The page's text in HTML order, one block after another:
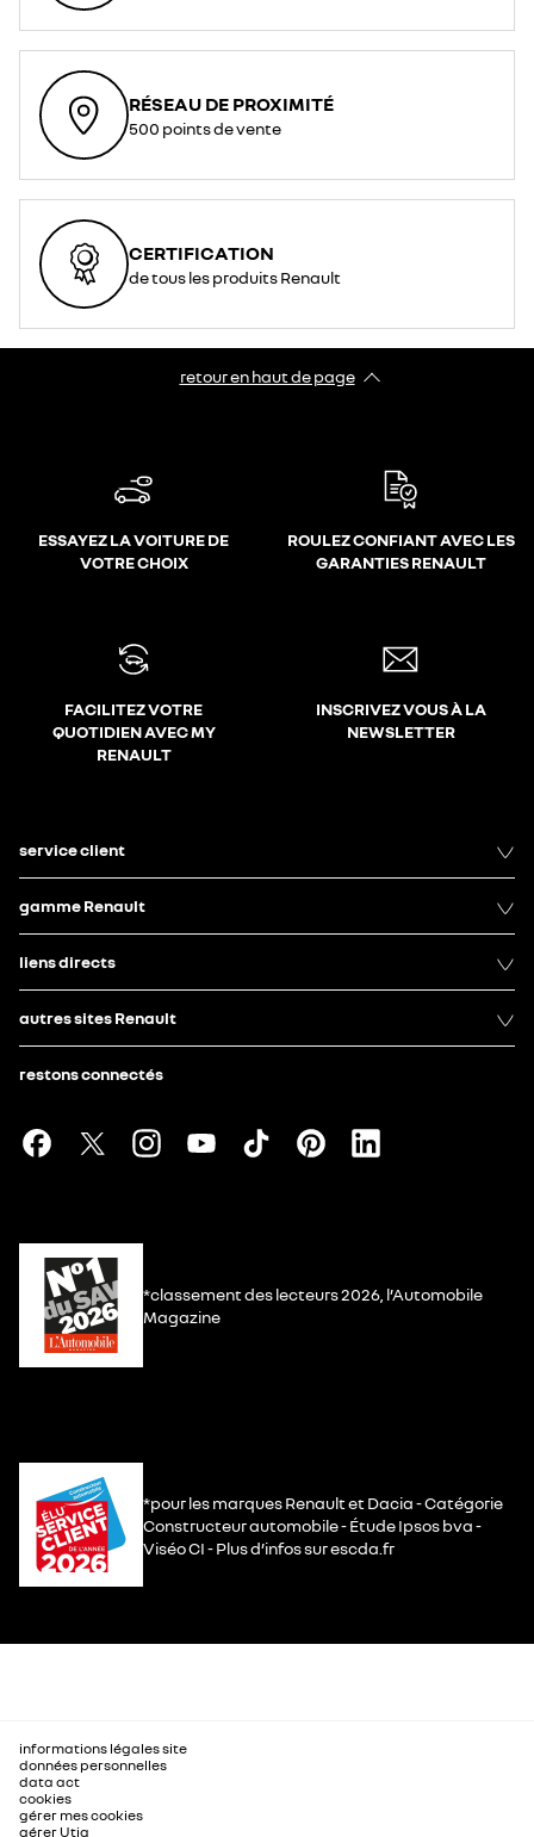
RÉSEAU DE PROXIMITÉ
500 points de vente
CERTIFICATION
de tous les produits Renault
retour en haut de page​
ESSAYEZ LA VOITURE DE
VOTRE CHOIX
ROULEZ CONFIANT AVEC LES
GARANTIES RENAULT
FACILITEZ VOTRE
QUOTIDIEN AVEC MY
RENAULT
INSCRIVEZ VOUS À LA
NEWSLETTER
service client
gamme Renault
liens directs
autres sites Renault
restons connectés
*classement des lecteurs 2026, l’Automobile
Magazine
*pour les marques Renault et Dacia - Catégorie
Constructeur automobile - Étude Ipsos bva -
Viséo CI - Plus d’infos sur escda.fr
informations légales site
données personnelles
data act
cookies
gérer mes cookies
gérer Utiq